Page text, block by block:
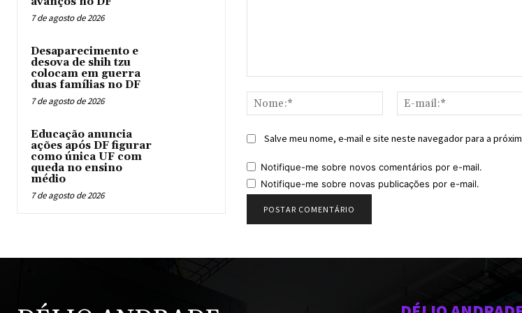
7 de agosto de 2026
Desaparecimento e
desova de shih tzu
colocam em guerra
duas famílias no DF
7 de agosto de 2026
Educação anuncia
ações após DF figurar
como única UF com
queda no ensino
médio
7 de agosto de 2026
Nome:*
Salve meu nome, e-mail e site neste navegador para a
Notifique-me sobre novos comentários por e-mail.
Notifique-me sobre novas publicações por e-mail.